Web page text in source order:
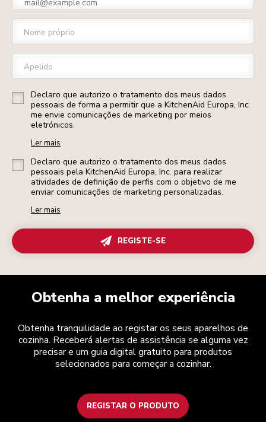
Nome próprio
Apelido
Declaro que autorizo o tratamento dos meus dados
pessoais de forma a permitir que a KitchenAid Europa, Inc.
me envie comunicações de marketing por meios
eletrónicos.
Ler mais
Declaro que autorizo o tratamento dos meus dados
pessoais pela KitchenAid Europa, Inc. para realizar
atividades de definição de perfis com o objetivo de me
enviar comunicações de marketing personalizadas.
Ler mais
REGISTE-SE
Obtenha a melhor experiência
Obtenha tranquilidade ao registar os seus aparelhos de
cozinha. Receberá alertas de assistência se alguma vez
precisar e um guia digital gratuito para produtos
selecionados para começar a cozinhar.
REGISTAR O PRODUTO